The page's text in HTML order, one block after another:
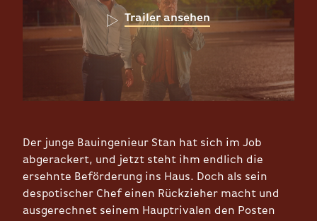
Trailer ansehen
Der junge Bauingenieur Stan hat sich im Job
abgerackert, und jetzt steht ihm endlich die
ersehnte Beförderung ins Haus. Doch als sein
despotischer Chef einen Rückzieher macht und
ausgerechnet seinem Hauptrivalen den Posten